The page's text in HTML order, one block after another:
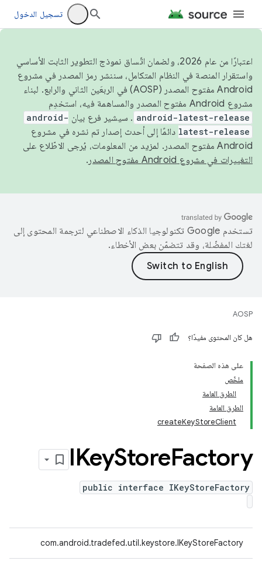
تسجيل الدخول
اعتبارًا من عام 2026، ولضمان اتّساق نموذج التطوير الثابت الأساسي
واستقرار المنصة في النظام المتكامل، سننشر رمز المصدر في مشروع
Android مفتوح المصدر (AOSP) في الربعَين الثاني والرابع. لبناء
مشروع Android مفتوح المصدر والمساهمة فيه، استخدِم
android-latest-release . سيشير فرع بيان android-
latest-release دائمًا إلى أحدث إصدار تم نشره في مشروع
Android مفتوح المصدر. لمزيد من المعلومات، يُرجى الاطّلاع على
التغييرات في مشروع Android مفتوح المصدر
.
تستخدم Google تكنولوجيا الذكاء الاصطناعي لترجمة المحتوى إلى
لغتك المفضّلة، وقد تتضمّن بعض الأخطاء.
AOSP
هل كان المحتوى مفيدًا؟
على هذه الصفحة
ملخّص
الطرق العامة
الطرق العامة
createKeyStoreClient
IKeyStoreFactory
public interface IKeyStoreFactory
com.android.tradefed.util.keystore.IKeyStoreFactory